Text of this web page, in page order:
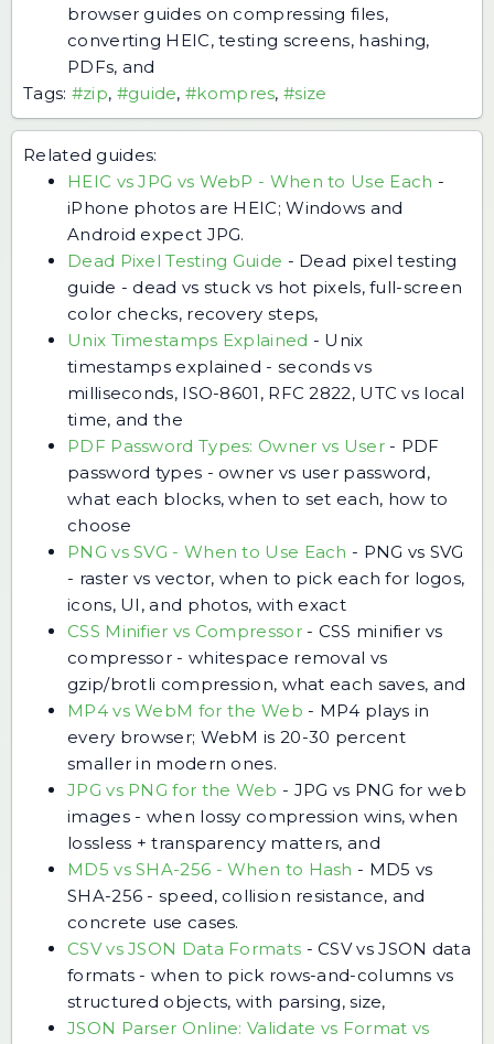
browser guides on compressing files,
converting HEIC, testing screens, hashing,
PDFs, and
Tags: #zip, #guide,#kompres,#size
Related guides:
HEIC vs JPG vs WebP - When to Use Each -
iPhone photos are HEIC; Windows and
Android expect JPG.
Dead Pixel Testing Guide - Dead pixel testing
guide - dead vs stuck vs hot pixels, full-screen
color checks, recovery steps,
Unix Timestamps Explained - Unix
timestamps explained - seconds vs
milliseconds, ISO-8601, RFC 2822, UTC vs local
time, and the
PDF Password Types: Owner vs User- PDF
password types - owner vs user password,
what each blocks, when to set each, how to
choose
PNG vs SVG - When to Use Each - PNG vs SVG
- raster vs vector, when to pick each for logos,
icons, UI, and photos, with exact
CSS Minifier vs Compressor- CSS minifier vs
compressor - whitespace removal vs
gzip/brotli compression, what each saves, and
MP4 vs WebM for the Web - MP4 plays in
every browser; WebM is 20-30 percent
smaller in modern ones.
JPG vs PNG for the Web - JPG vs PNG for web
images - when lossy compression wins, when
lossless + transparency matters, and
MD5 vs SHA-256 - When to Hash - MD5 vs
SHA-256 - speed, collision resistance, and
concrete use cases.
CSV vs JSON Data Formats -CSV vs JSON data
formats - when to pick rows-and-columns vs
structured objects, with parsing, size,
JSON Parser Online: Validate vs Format vs